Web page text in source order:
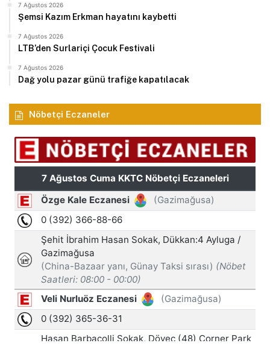
7 Ağustos 2026
Şemsi Kazım Erkman hayatını kaybetti
7 Ağustos 2026
LTB’den Surlariçi Çocuk Festivali
7 Ağustos 2026
Dağ yolu pazar günü trafiğe kapatılacak
Nöbetçi Eczaneler